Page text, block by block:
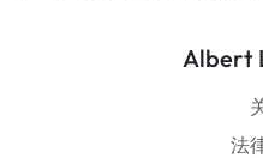
Albert
法